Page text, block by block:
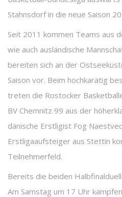
Stahnsdorf in die neue Saison
Seit 2011 kommen Teams aus
wie auch ausländische
bereiten sich an der
Saison vor. Beim hochkarätig
treten die Rostocker
BV Chemnitz 99 aus der
dänische Erstligist Fog
Erstligaaufsteiger aus Stettin
Teilnehmerfeld.
Bereits die beiden
Am Samstag um 17 Uhr